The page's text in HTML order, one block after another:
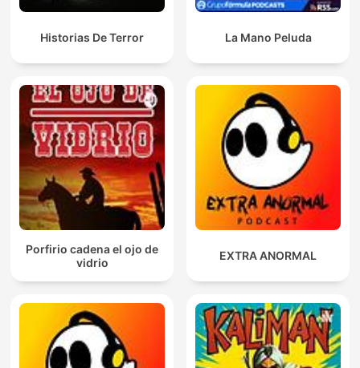
Historias De Terror La Mano Peluda
Porfirio cadena el ojo de
vidrio
EXTRA ANORMAL